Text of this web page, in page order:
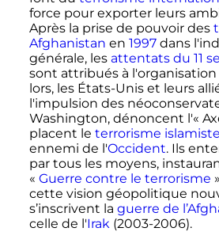
force pour exporter leurs
Après la prise de pouvoir des
Afghanistan en 1997dans
générale, les attentats du 11
sont attribués à l'organisation
lors, les États-Unis et leurs
l'impulsion des
Washington, dénoncent l'«
placent le terrorisme islamiste
ennemi de l'Occident. Ils
par tous les moyens,
« Guerre contre le terrorisme
cette vision géopolitique
s’inscrivent la guerre de
celle de l'Irak(2003-2006).